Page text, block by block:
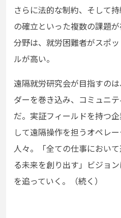
さらに法的な制約、そして
の確立といった複数の課題
分野は、就労困難者がスポ
ルが高い。
遠隔就労研究会が目指すの
ダーを巻き込み、コミュニ
だ。実証フィールドを持つ
して遠隔操作を担うオペレ
人々。「全ての仕事におい
る未来を創り出す」ビジョ
を追っていく。（続く）